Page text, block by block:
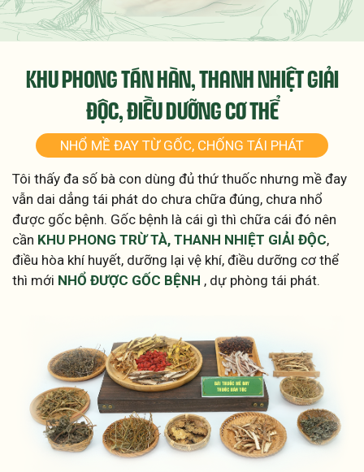
KHU PHONG TÁN HÀN, THANH NHIỆTGIẢI
ĐỘC, ĐIỀU DƯỠNG CƠ THỂ
NHỔ MỀ ĐAY TỪ GỐC, CHỐNG TÁI PHÁT
Tôi thấy đa số bà con dùng đủ thứ thuốc nhưng mề đay
vẫn dai dẳng tái phát do chưa chữa đúng, chưa nhổ
được gốc bệnh. Gốc bệnh là cái gì thì chữa cái đó nên
cần KHU PHONG TRỪ TÀ, THANH NHIỆT GIẢI ĐỘC,
điều hòa khí huyết, dưỡng lại vệ khí, điều dưỡng cơ thể
thì mới NHỔ ĐƯỢC GỐC BỆNH , dự phòng tái phát.